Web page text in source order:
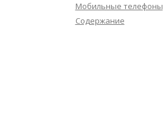
Мобильные телефоны
Содержание